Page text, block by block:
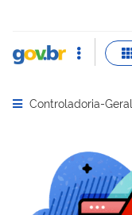
Abrir menu
Controladoria-